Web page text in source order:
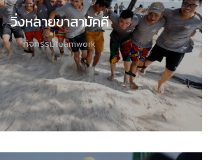
วิ่งหลายขาสามัคคี
กิจกรรมteamwork